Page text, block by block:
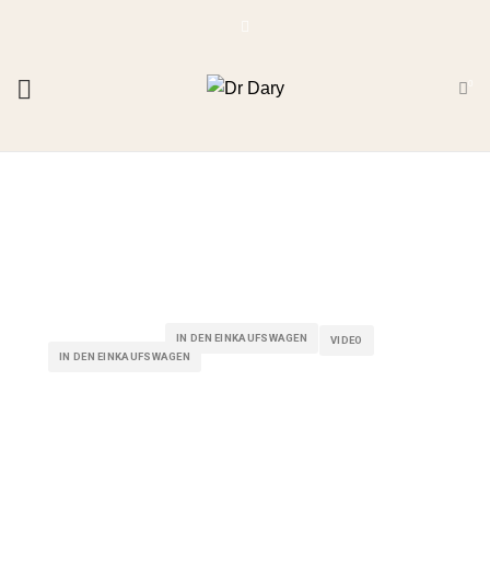
IN DEN EINKAUFSWAGEN
VIDEO
IN DEN EINKAUFSWAGEN